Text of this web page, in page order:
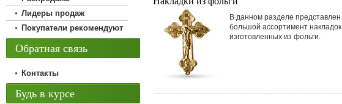
В данном разделе представлен
большой ассортимент накладок
изготовленных из фольги.
Лидеры продаж
Покупатели рекомендуют
Обратная связь
Контакты
Будь в курсе